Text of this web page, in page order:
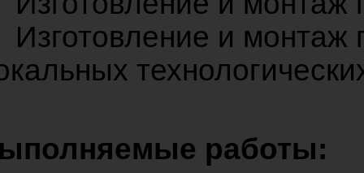
Изготовление и
работы: